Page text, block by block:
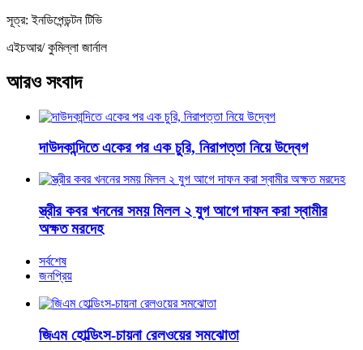
সূত্র: ইনডিপেন্ডন্টন টিভি
এইচআর/ কুমিল্লা জার্নাল
আরও সংবাদ
দাউদকান্দিতে একের পর এক চুরি, নিরাপত্তা নিয়ে উদ্বেগ
স্ত্রীর কবর খননের সময় মিলল ২ যুগ আগে দাফন করা স্বামীর
অক্ষত মরদেহ
সর্বশেষ
জনপ্রিয়
জিএম হোল্ডিংস-চায়না রেলওয়ের সমঝোতা